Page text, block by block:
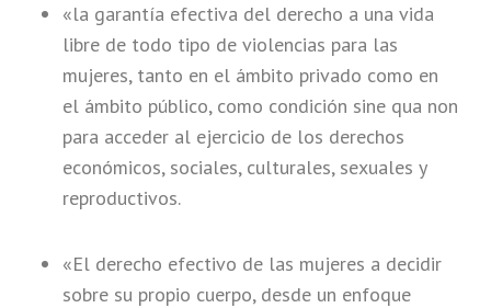
«la garantía efectiva del derecho a una vida
libre de todo tipo de violencias para las
mujeres, tanto en el ámbito privado como en
el ámbito público, como condición sine qua non
para acceder al ejercicio de los derechos
económicos, sociales, culturales, sexuales y
reproductivos.
«El derecho efectivo de las mujeres a decidir
sobre su propio cuerpo, desde un enfoque